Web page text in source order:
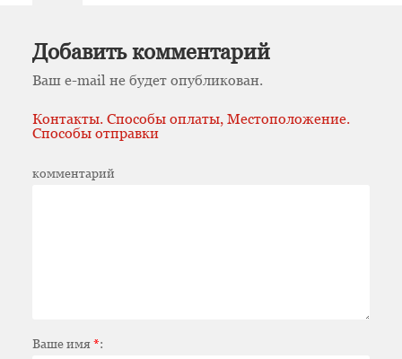
Добавить комментарий
Ваш e-mail не будет опубликован.
Контакты. Способы оплаты, Местоположение.
Способы отправки
комментарий
Ваше имя*: